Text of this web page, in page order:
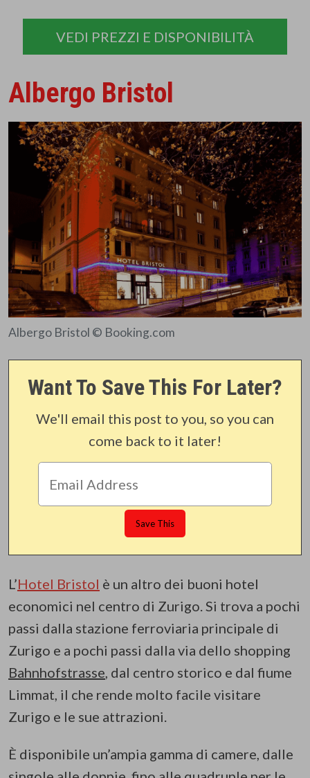
VEDI PREZZI E DISPONIBILITÀ
Albergo Bristol
Albergo Bristol © Booking.com
Want To Save This For Later?
We'll email this post to you, so you can
come back to it later!
L’Hotel Bristol è un altro dei buoni hotel
economici nel centro di Zurigo. Si trova a pochi
passi dalla stazione ferroviaria principale di
Zurigo e a pochi passi dalla via dello shopping
Bahnhofstrasse , dal centro storico e dal fiume
Limmat, il che rende molto facile visitare
Zurigo e le sue attrazioni.
È disponibile un’ampia gamma di camere, dalle